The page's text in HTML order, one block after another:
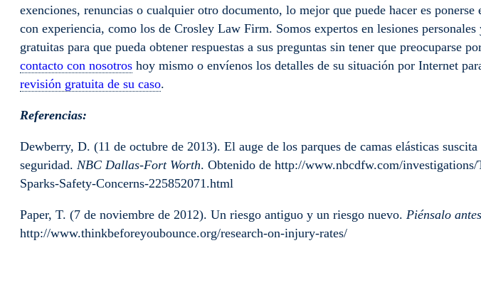
exenciones, renuncias o cualquier otro documento, lo mejor que puede hacer es ponerse
con experiencia, como los de Crosley Law Firm. Somos expertos en lesiones personales
gratuitas para que pueda obtener respuestas a sus preguntas sin tener que preocuparse
contacto con nosotros hoy mismo o envíenos los detalles de su situación por Internet
revisión gratuita de su caso.
Referencias:
Dewberry, D. (11 de octubre de 2013). El auge de los parques de camas elásticas
seguridad. NBC Dallas-Fort Worth. Obtenido de http://www.nbcdfw.com/
Sparks-Safety-Concerns-225852071.html
Paper, T. (7 de noviembre de 2012). Un riesgo antiguo y un riesgo nuevo. Piénsalo
http://www.thinkbeforeyoubounce.org/research-on-injury-rates/